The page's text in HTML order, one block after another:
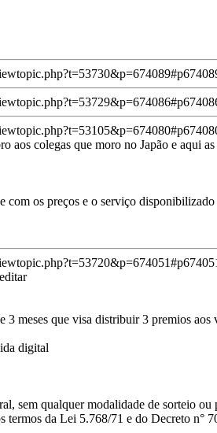
colegas que moro no Japão e aqui
com os preços e o serviço
meses que visa distribuir 3 premios aos
digital
sem qualquer modalidade de sorteio
da Lei 5.768/71 e do Decreto n°